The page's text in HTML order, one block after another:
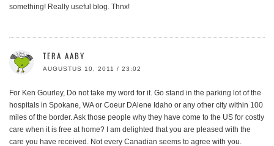
something! Really useful blog. Thnx!
TERA AABY
AUGUSTUS 10, 2011 / 23:02
For Ken Gourley, Do not take my word for it. Go stand in the parking lot of the
hospitals in Spokane, WA or Coeur DAlene Idaho or any other city within 100
miles of the border. Ask those people why they have come to the US for costly
care when it is free at home? I am delighted that you are pleased with the
care you have received. Not every Canadian seems to agree with you.